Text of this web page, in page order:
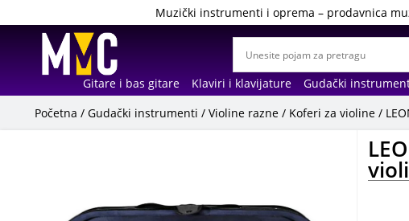
Muzički instrumenti i oprema – prodavnica
Gitare i bas gitare Klaviri i klavijature Gudački
Početna / Gudački instrumenti / Violine razne / Koferi za violine /